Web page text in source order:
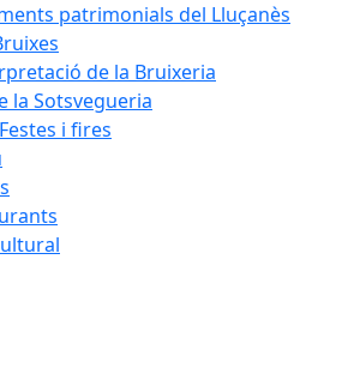
patrimonials del Lluçanès
de la Bruixeria
la Sotsvegueria
i fires